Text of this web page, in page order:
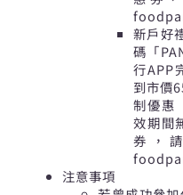
新戶好
碼「
行APP
到市價
制優惠
效期間
券，
注意事項